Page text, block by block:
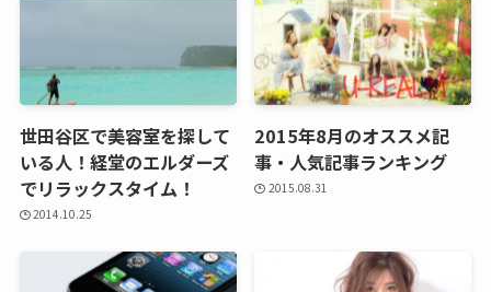
世田谷区で美容室を探して
いる人！経堂のエルダーズ
でリラックスタイム！
2014.10.25
2015年8月のオススメ記
事・人気記事ランキング
2015.08.31